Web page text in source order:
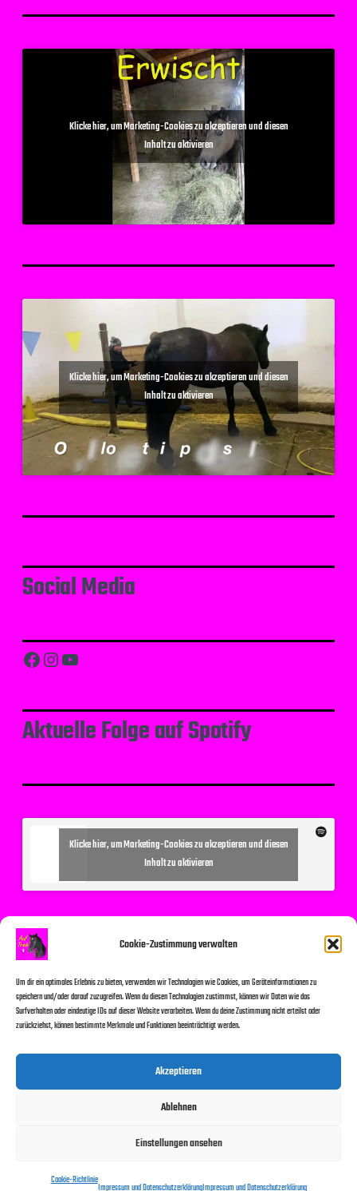
Cookie-Zustimmung verwalten
Um dir ein optimales Erlebnis zu bieten, verwenden wir Technologien wie Cookies, um Geräteinformationen zu
speichern und/oder darauf zuzugreifen. Wenn du diesen Technologien zustimmst, können wir Daten wie das
Surfverhalten oder eindeutige IDs auf dieser Website verarbeiten. Wenn du deine Zustimmung nicht erteilst oder
zurückziehst, können bestimmte Merkmale und Funktionen beeinträchtigt werden.
Akzeptieren
Ablehnen
Einstellungen ansehen
Cookie-Richtlinie
Impressum und DatenschutzerklärungImpressum und Datenschutzerklärung
Klicke hier, um Marketing-Cookies zu akzeptieren und diesen
Inhalt zu aktivieren
Klicke hier, um Marketing-Cookies zu akzeptieren und diesen
Inhalt zu aktivieren
Social Media
Facebook Instagram YouTube
Aktuelle Folge auf Spotify
Klicke hier, um Marketing-Cookies zu akzeptieren und diesen
Inhalt zu aktivieren
Suchen
Impressum und Datenschutzerklärung
Cookie-Richtlinie (EU)